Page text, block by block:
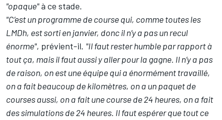
"opaque"à ce stade.
"C’est un programme de course qui, comme toutes les
LMDh, est sorti en janvier, donc il n’y a pas un recul
énorme", prévient-il. "Il faut rester humble par rapport à
tout ça, mais il faut aussi y aller pour la gagne. Il n’y a pas
de raison, on est une équipe qui a énormément travaillé,
on a fait beaucoup de kilomètres, on a un paquet de
courses aussi, on a fait une course de 24 heures, on a fait
des simulations de 24 heures. Il faut espérer que tout ce